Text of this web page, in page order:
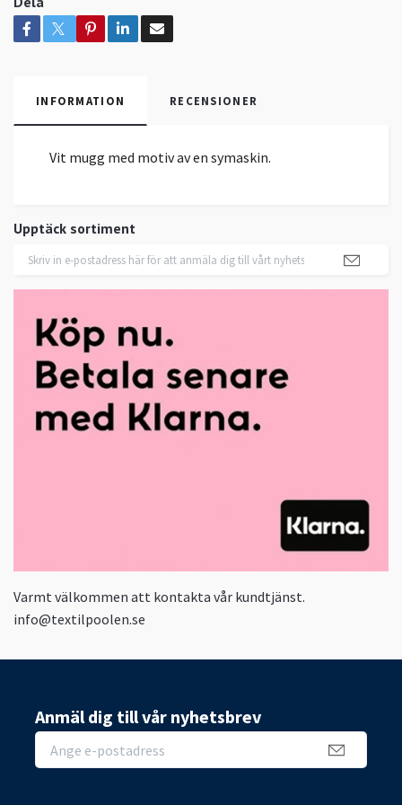
Upptäck sortiment
Varmt välkommen att kontakta vår kundtjänst.
info@textilpoolen.se
INFORMATION RECENSIONER
Vit mugg med motiv av en symaskin.
Anmäl dig till vår nyhetsbrev